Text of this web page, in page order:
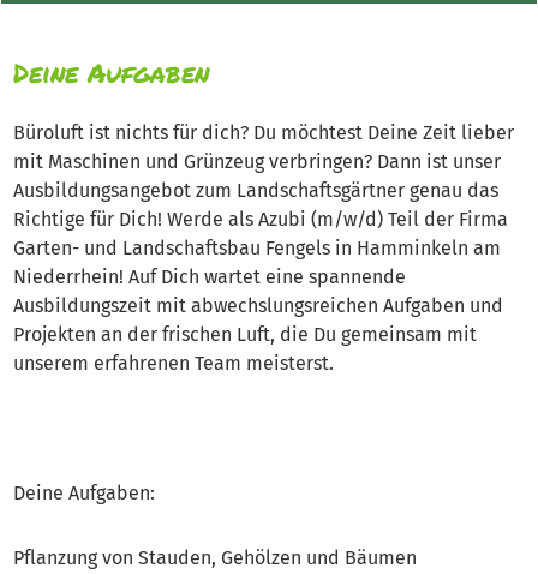
Deine Aufgaben
Büroluft ist nichts für dich? Du möchtest Deine Zeit lieber
mit Maschinen und Grünzeug verbringen? Dann ist unser
Ausbildungsangebot zum Landschaftsgärtner genau das
Richtige für Dich! Werde als Azubi (m/w/d) Teil der Firma
Garten- und Landschaftsbau Fengels in Hamminkeln am
Niederrhein! Auf Dich wartet eine spannende
Ausbildungszeit mit abwechslungsreichen Aufgaben und
Projekten an der frischen Luft, die Du gemeinsam mit
unserem erfahrenen Team meisterst.
Deine Aufgaben:
Pflanzung von Stauden, Gehölzen und Bäumen